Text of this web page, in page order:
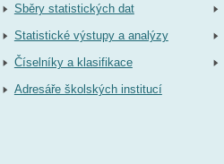
Sběry statistických dat
Statistické výstupy a analýzy
Číselníky a klasifikace
Adresáře školských institucí